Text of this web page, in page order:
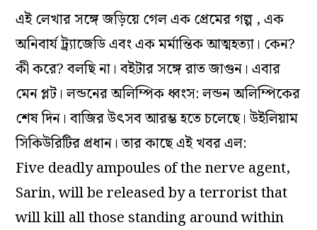
এই লেখার সঙ্গে জড়িয়ে গেল এক প্রেমের গল্প , এক
অনিবার্য ট্র্যাজেডি এবং এক মর্মান্তিক আত্মহত্যা। কেন?
কী করে? বলছি না। বইটার সঙ্গে রাত জাগুন। এবার
মেন প্লট। লন্ডনের অলিম্পিক ধ্বংস: লন্ডন অলিম্পিকের
শেষ দিন। বাজির উৎসব আরম্ভ হতে চলেছে। উইলিয়াম
সিকিউরিটির প্রধান। তার কাছে এই খবর এল:
Five deadly ampoules of the nerve agent,
Sarin, will be released by a terrorist that
will kill all those standing around within